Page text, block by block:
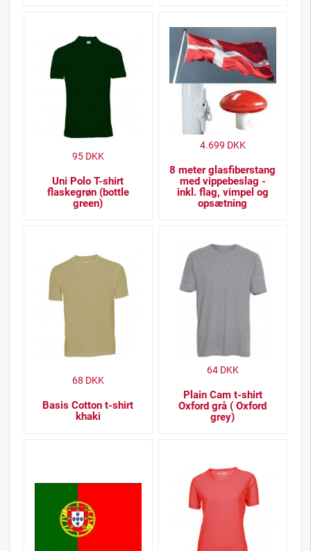
Uni Polo T-shirt
flaskegrøn (bottle
green)
95DKK
8 meter glasfiberstang
med vippebeslag -
inkl. flag, vimpel og
opsætning
4.699 DKK
Basis Cotton t-shirt
khaki
68 DKK
Plain Cam t-shirt
Oxford grå ( Oxford
grey)
64DKK